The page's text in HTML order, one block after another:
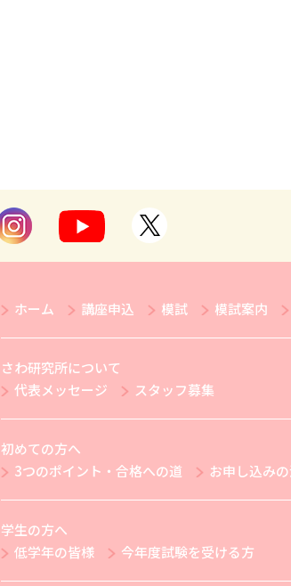
ホーム 講座申込 模試 模試案内
さわ研究所について
代表メッセージ
スタッフ募集
初めての方へ
3つのポイント・合格への道
お申し込み
学生の方へ
低学年の皆様
今年度試験を受ける方